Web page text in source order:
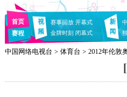
首页
赛程
视
频
赛事回放 开幕式
金牌时刻 闭幕式
新
闻
中国网络电视台 > 体育台 > 2012年伦敦